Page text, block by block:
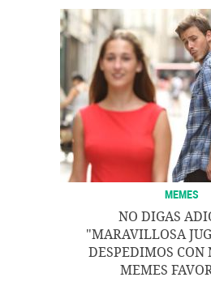
MEMES
NO DIGAS
"MARAVILLOSA
DESPEDIMOS CON
MEMES